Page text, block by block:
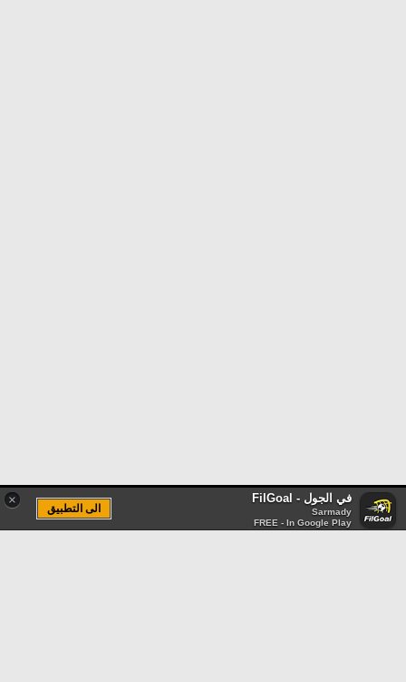
× في الجول - FilGoal
Sarmady
FREE - In Google Play
الى التطبيق